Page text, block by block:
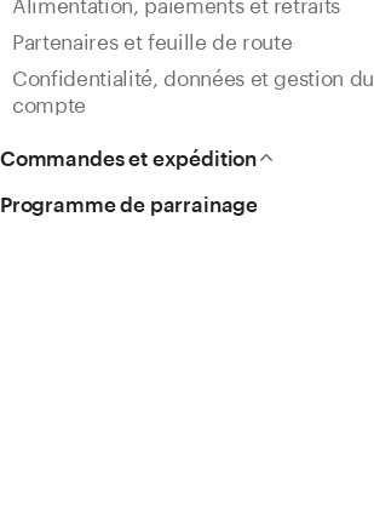
Perte et récupération de l'appareil
Confidentialité
Fiabilité du portefeuille
Frais de transaction
Transactions échouées et en attente
Marché et actualités
Fonctionnalités et personnalisation
Gestion des jetons
Réinitialisation du portefeuille
Dépannage
Problèmes de scanning
Problèmes de création de
Problèmes d'envoi de crypto-
monnaies
Partenaires et feuille de route
Confidentialité, données et gestion du
compte
Commandes et expédition
Commandes et paiements
Programme de parrainage